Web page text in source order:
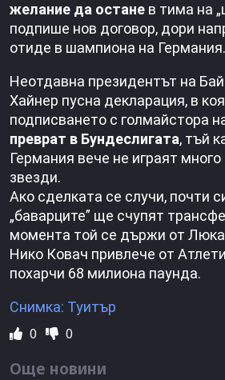
желание да остане в тима на
подпише нов договор, дори
отиде в шампиона на Германия.
Неотдавна президентът на
Хайнер пусна декларация, в
подписването с голмайстора
преврат в Бундеслигата, тъй
Германия вече не играят
звезди.
Ако сделката се случи, почти
„баварците” ще счупят
момента той се държи от
Нико Ковач привлече от
похарчи 68 милиона паунда.
Снимка: Туитър
0 0
Още новини